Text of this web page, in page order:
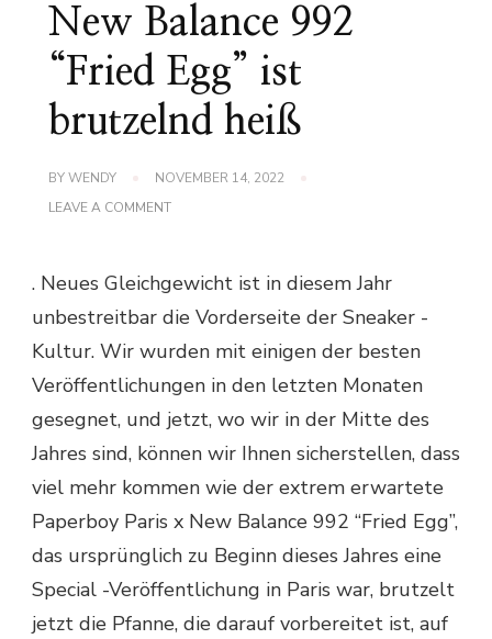
New Balance 992
“Fried Egg” ist
brutzelnd heiß
BYWENDY
NOVEMBER 14, 2022
LEAVE A COMMENTON
X
BALANCE
“FRIED
IST
BRUTZELND
HEISS
. Neues Gleichgewicht ist in diesem Jahr
unbestreitbar die Vorderseite der Sneaker -
Kultur. Wir wurden mit einigen der besten
Veröffentlichungen in den letzten Monaten
gesegnet, und jetzt, wo wir in der Mitte des
Jahres sind, können wir Ihnen sicherstellen, dass
viel mehr kommen wie der extrem erwartete
Paperboy Paris x New Balance 992 “Fried Egg”,
das ursprünglich zu Beginn dieses Jahres eine
Special -Veröffentlichung in Paris war, brutzelt
jetzt die Pfanne, die darauf vorbereitet ist, auf